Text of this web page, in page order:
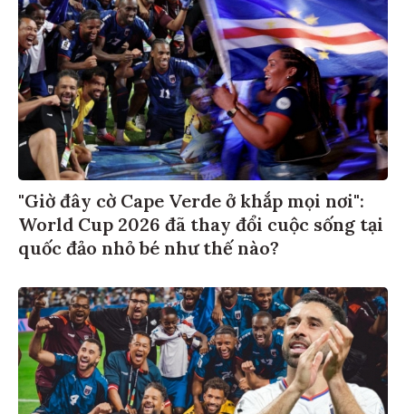
"Giờ đây cờ Cape Verde ở khắp mọi nơi":
World Cup 2026 đã thay đổi cuộc sống tại
quốc đảo nhỏ bé như thế nào?